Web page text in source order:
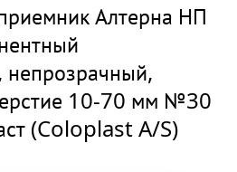
Алтерна НП
10-70 мм №30
(Coloplast A/S)